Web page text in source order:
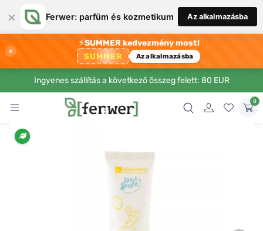
× Ferwer: parfüm és kozmetikum Az alkalmazásba
×
⚡SUMMER kedvezmény most!
SUMMER Az alkalmazásba
Ingyenes szállítás a következő összeg felett: 80 EUR
0